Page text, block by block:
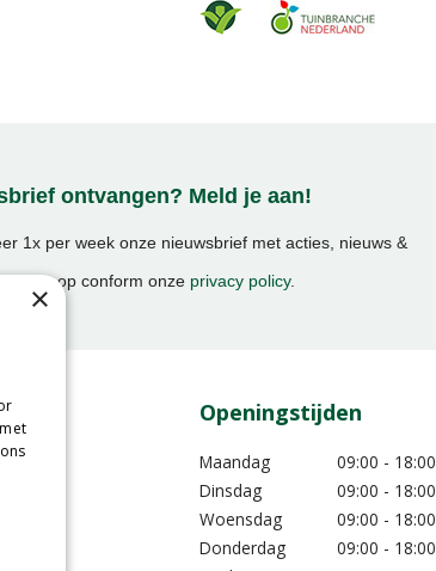
ontvangen? Meld je aan!
1x per week onze nieuwsbrief met acties, nieuws &
op conform onze privacy policy.
Openingstijden
Maandag
09:00 - 18:00
Dinsdag
09:00 - 18:00
Woensdag
09:00 - 18:00
Donderdag
09:00 - 18:00
×